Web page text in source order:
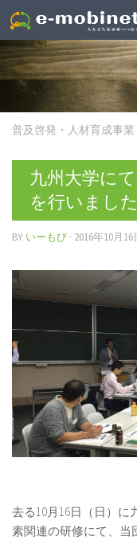
普及啓発・人材育成事業
九州大学に
を行いました
BY いーもび · 2016年10月16
去る10月16日（日）
素関連の研修にて、当